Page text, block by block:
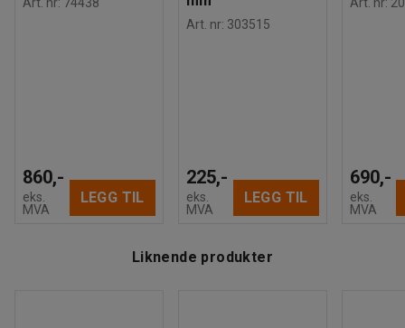
860,-
eks.
MVA
LEGG TIL
Art. nr: 303515
225,-
eks.
MVA
LEGG TIL
690,-
eks.
MVA
Liknende produkter